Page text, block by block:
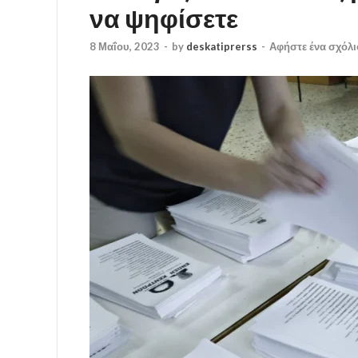
να ψηφίσετε
8 Μαΐου, 2023 - by deskatiprerss - Αφήστε ένα